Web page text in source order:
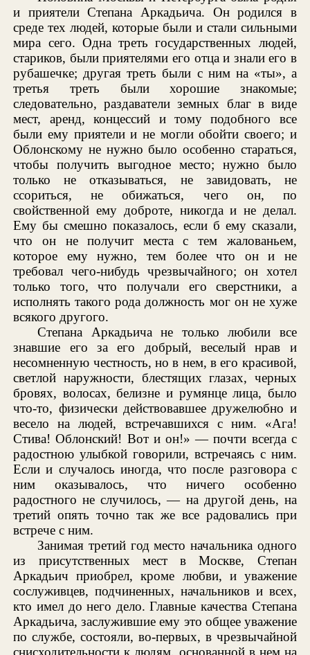
и приятели Степана Аркадьича. Он родился в
среде тех людей, которые были и стали сильными
мира сего. Одна треть государственных людей,
стариков, были приятелями его отца и знали его в
рубашечке; другая треть были с ним на «ты», а
третья треть были хорошие знакомые;
следовательно, раздаватели земных благ в виде
мест, аренд, концессий и тому подобного все
были ему приятели и не могли обойти своего; и
Облонскому не нужно было особенно стараться,
чтобы получить выгодное место; нужно было
только не отказываться, не завидовать, не
ссориться, не обижаться, чего он, по
свойственной ему доброте, никогда и не делал.
Ему бы смешно показалось, если б ему сказали,
что он не получит места с тем жалованьем,
которое ему нужно, тем более что он и не
требовал чего-нибудь чрезвычайного; он хотел
только того, что получали его сверстники, а
исполнять такого рода должность мог он не хуже
всякого другого.
Степана Аркадьича не только любили все
знавшие его за его добрый, веселый нрав и
несомненную честность, но в нем, в его красивой,
светлой наружности, блестящих глазах, черных
бровях, волосах, белизне и румянце лица, было
что-то, физически действовавшее дружелюбно и
весело на людей, встречавшихся с ним. «Ага!
Стива! Облонский! Вот и он!» — почти всегда с
радостною улыбкой говорили, встречаясь с ним.
Если и случалось иногда, что после разговора с
ним оказывалось, что ничего особенно
радостного не случилось, — на другой день, на
третий опять точно так же все радовались при
встрече с ним.
Занимая третий год место начальника одного
из присутственных мест в Москве, Степан
Аркадьич приобрел, кроме любви, и уважение
сослуживцев, подчиненных, начальников и всех,
кто имел до него дело. Главные качества Степана
Аркадьича, заслужившие ему это общее уважение
по службе, состояли, во-первых, в чрезвычайной
снисходительности к людям, основанной в нем на